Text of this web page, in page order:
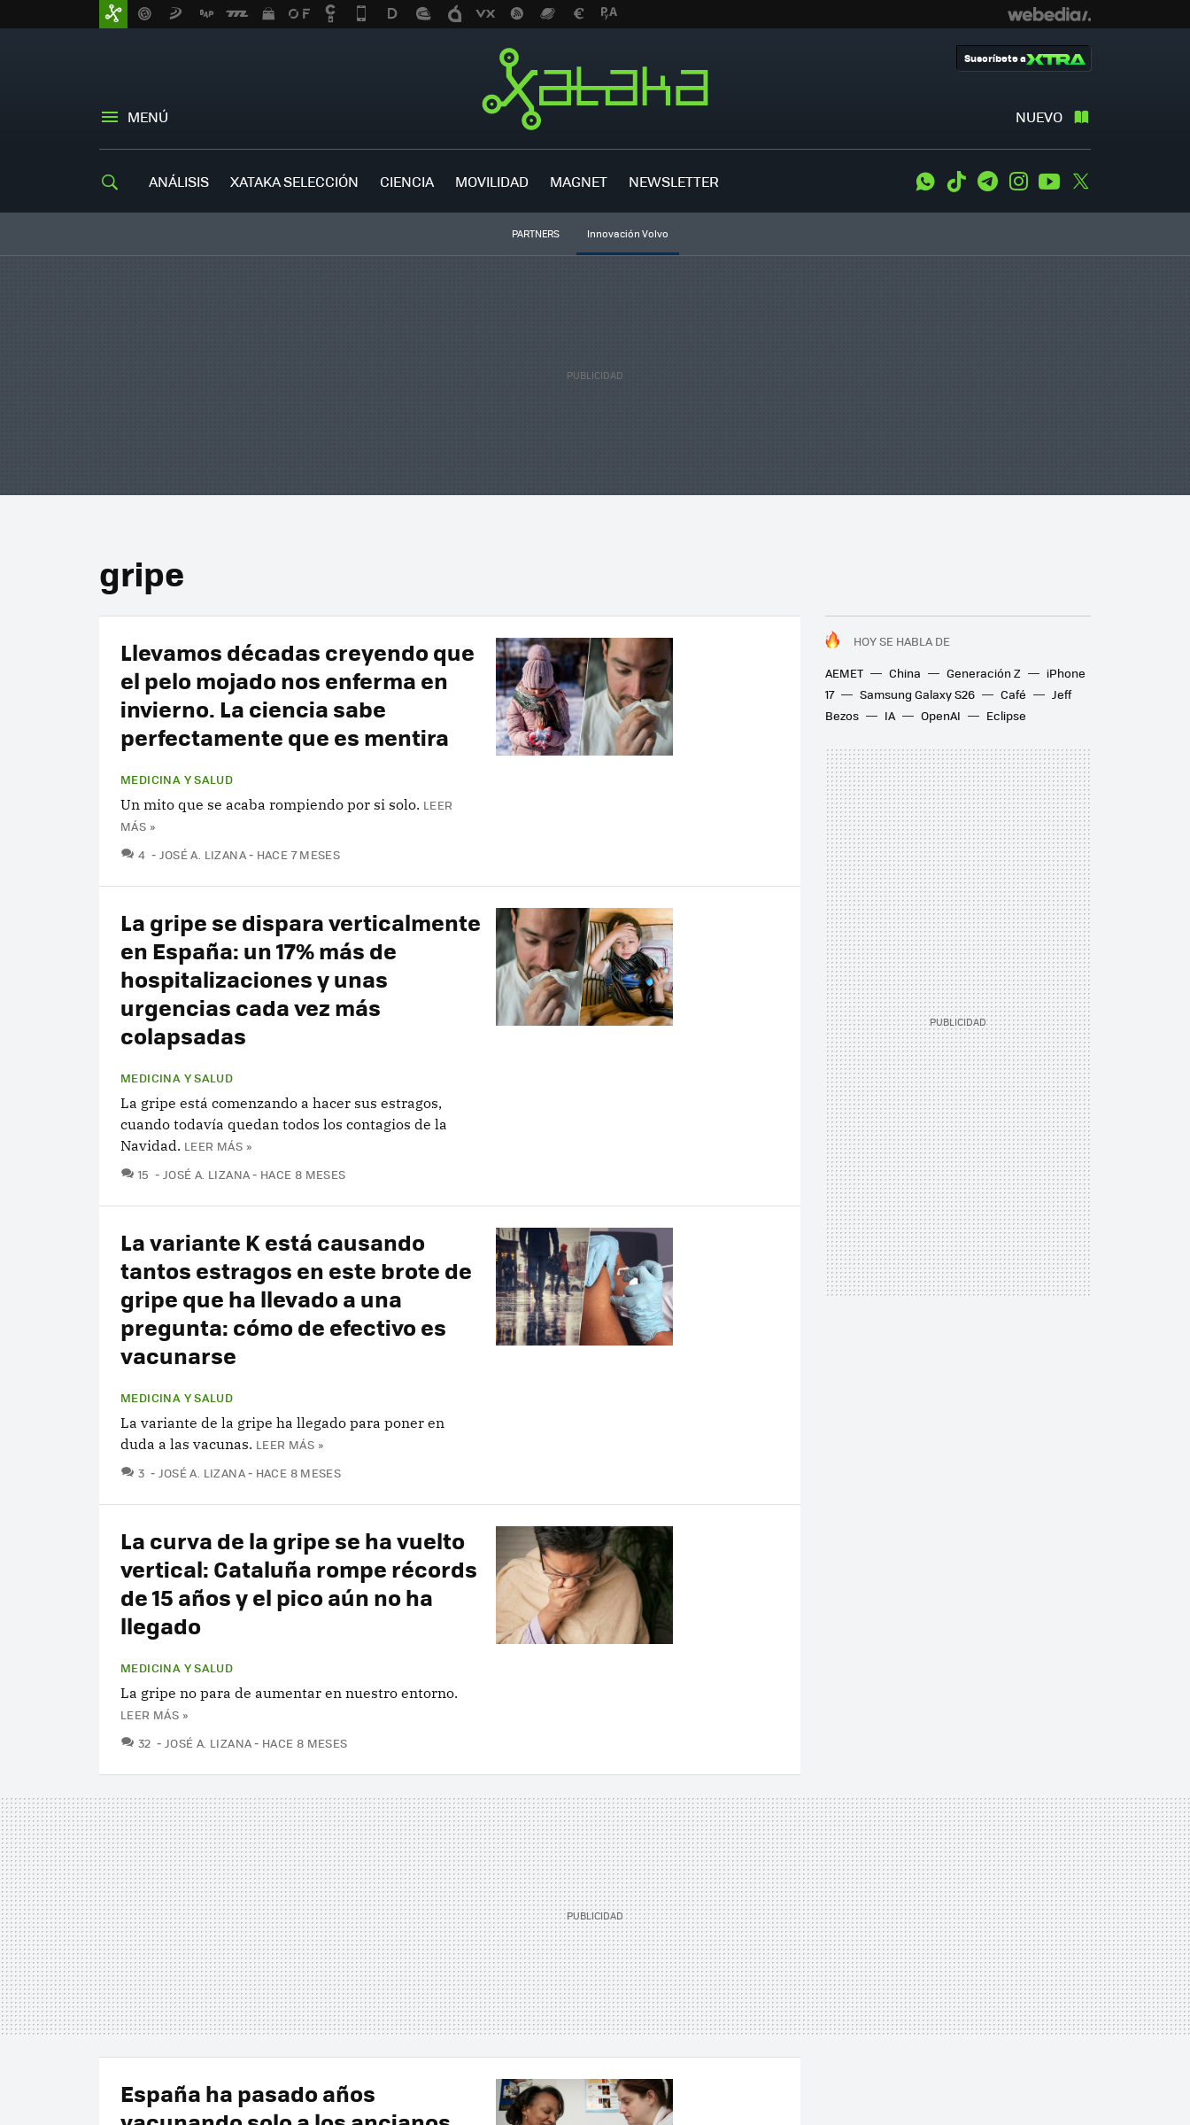
MENÚ NUEVO
Suscríbete a
ANÁLISIS XATAKA SELECCIÓN CIENCIA MOVILIDAD MAGNET NEWSLETTER WhatsApp
Tiktok TelegramInstagramYoutube
PARTNERS Innovación Volvo
gripe
HOY SE HABLA DE
AEMET
China Generación Z
iPhone
17
Samsung Galaxy S26 Café
Jeff
Bezos
IA OpenAI Eclipse
Llevamos décadas creyendo que
el pelo mojado nos enferma en
invierno. La ciencia sabe
perfectamente que es mentira
MEDICINA Y SALUD
Un mito que se acaba rompiendo por si solo. LEER
MÁS »
4 COMENTARIOS
JOSÉ A. LIZANA HACE 7 MESES
La gripe se dispara verticalmente
en España: un 17% más de
hospitalizaciones y unas
urgencias cada vez más
colapsadas
MEDICINA Y SALUD
La gripe está comenzando a hacer sus estragos,
cuando todavía quedan todos los contagios de la
Navidad. LEER MÁS »
15 COMENTARIOS
JOSÉ A. LIZANA HACE 8 MESES
La variante K está causando
tantos estragos en este brote de
gripe que ha llevado a una
pregunta: cómo de efectivo es
vacunarse
MEDICINA Y SALUD
La variante de la gripe ha llegado para poner en
duda a las vacunas. LEER MÁS »
3 COMENTARIOS
JOSÉ A. LIZANA HACE 8 MESES
La curva de la gripe se ha vuelto
vertical: Cataluña rompe récords
de 15 años y el pico aún no ha
llegado
MEDICINA Y SALUD
La gripe no para de aumentar en nuestro entorno.
LEER MÁS »
32 COMENTARIOS
JOSÉ A. LIZANA HACE 8 MESES
España ha pasado años